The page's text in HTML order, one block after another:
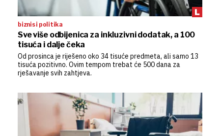
biznis i politika
Sve više odbijenica za inkluzivni dodatak, a 100
tisuća i dalje čeka
Od prosinca je riješeno oko 34 tisuće predmeta, ali samo 13
tisuća pozitivno. Ovim tempom trebat će 500 dana za
rješavanje svih zahtjeva.